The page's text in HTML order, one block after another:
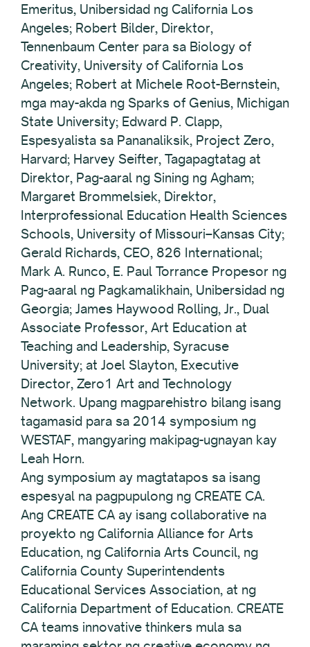
Emeritus, Unibersidad ng California Los
Angeles; Robert Bilder, Direktor,
Tennenbaum Center para sa Biology of
Creativity, University of California Los
Angeles; Robert at Michele Root-Bernstein,
mga may-akda ng Sparks of Genius, Michigan
State University; Edward P. Clapp,
Espesyalista sa Pananaliksik, Project Zero,
Harvard; Harvey Seifter, Tagapagtatag at
Direktor, Pag-aaral ng Sining ng Agham;
Margaret Brommelsiek, Direktor,
Interprofessional Education Health Sciences
Schools, University of Missouri–Kansas City;
Gerald Richards, CEO, 826 International;
Mark A. Runco, E. Paul Torrance Propesor ng
Pag-aaral ng Pagkamalikhain, Unibersidad ng
Georgia; James Haywood Rolling, Jr., Dual
Associate Professor, Art Education at
Teaching and Leadership, Syracuse
University; at Joel Slayton, Executive
Director, Zero1 Art and Technology
Network. Upang magparehistro bilang isang
tagamasid para sa 2014 symposium ng
WESTAF, mangyaring makipag-ugnayan kay
Leah Horn.
Ang symposium ay magtatapos sa isang
espesyal na pagpupulong ng CREATE CA.
Ang CREATE CA ay isang collaborative na
proyekto ng California Alliance for Arts
Education, ng California Arts Council, ng
California County Superintendents
Educational Services Association, at ng
California Department of Education. CREATE
CA teams innovative thinkers mula sa